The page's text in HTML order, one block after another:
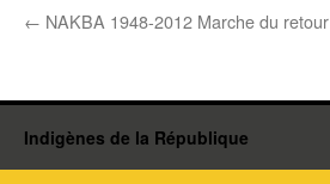
← NAKBA 1948-2012 Marche du retour
Indigènes de la République